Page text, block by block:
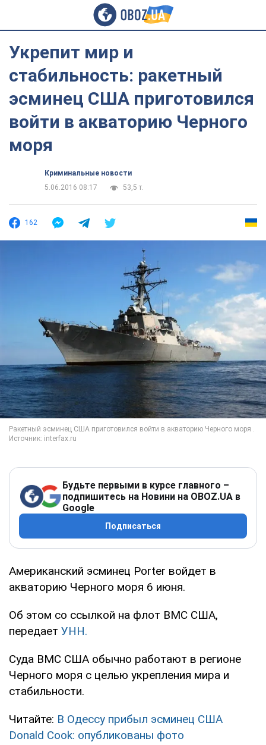
Укрепит мир и
стабильность: ракетный
эсминец США приготовился
войти в акваторию Черного
моря
Криминальные новости
5.06.2016 08:17
53,5 т.
162
Будьте первыми в курсе главного –
подпишитесь на Новини на OBOZ.UA в
Google
Подписаться
Американский эсминец Porter войдет в
акваторию Черного моря 6 июня.
Об этом со ссылкой на флот ВМС США,
передает УНН.
Суда ВМС США обычно работают в регионе
Черного моря с целью укрепления мира и
стабильности.
Читайте: В Одессу прибыл эсминец США
Donald Cook: опубликованы фото